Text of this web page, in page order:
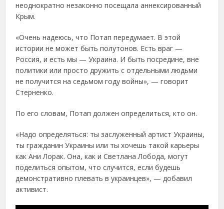
неоднократно незаконно посещала аннексированный
Крым.
«Очень надеюсь, что Потап передумает. В этой
истории не может быть полутонов. Есть враг —
Россия, и есть мы — Украина. И быть посредине, вне
политики или просто дружить с отдельными людьми
не получится на седьмом году войны», — говорит
Стерненко.
По его словам, Потап должен определиться, кто он.
«Надо определяться: ты заслуженный артист Украины,
ты гражданин Украины или ты хочешь такой карьеры
как Ани Лорак. Она, как и Светлана Лобода, могут
поделиться опытом, что случится, если будешь
демонстративно плевать в украинцев», — добавил
активист.